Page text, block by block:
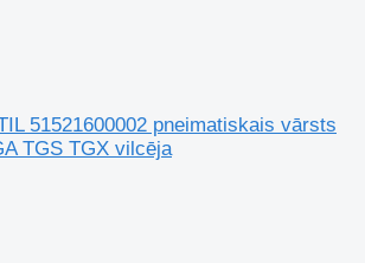
51521600002 pneimatiskais vārsts
TGS TGX vilcēja